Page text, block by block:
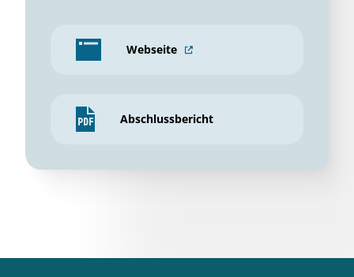
Webseite
Abschlussbericht